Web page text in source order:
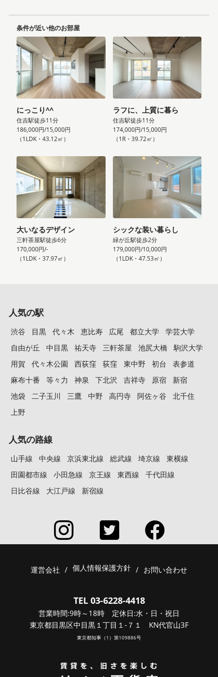
条件が近い他のお部屋
にっこり^^
住吉駅徒歩11分
186,000円/15,000円
（1LDK・43.12㎡）
ラフに、上質に暮ら
住吉駅徒歩11分
174,000円/15,000円
（1R・39.72㎡）
大いなるデザイン
三軒茶屋駅徒歩6分
170,000円/-
（1LDK・37.97㎡）
シックな装い暮らし
緑が丘駅徒歩2分
179,000円/10,000円
（1LDK・47.53㎡）
人気の駅
渋谷 目黒 代々木 恵比寿 広尾 都立大学
学芸大学
自由が丘
中目黒 祐天寺 三軒茶屋 池尻大橋
駒沢大学
用賀
代々木公園 西荻窪 荻窪 東中野 初台
表参道
麻布十番
等々力 神泉 下北沢 吉祥寺 原宿
新宿
池袋
二子玉川 三鷹 中野 高円寺 阿佐ヶ谷
北千住
上野
人気の路線
山手線 中央線 京浜東北線 総武線 埼京線
東横線
田園都市線
小田急線 京王線 東西線
千代田線
日比谷線
大江戸線 新宿線
運営会社 / 個人情報保護方針 / お問い合わせ
TEL 03-6228-4418
営業時間:9時～18時 定休日:水・日・祝日
東京都目黒区中目黒１丁目１-７１ KN代官山3F
東京都知事（1）第109886号